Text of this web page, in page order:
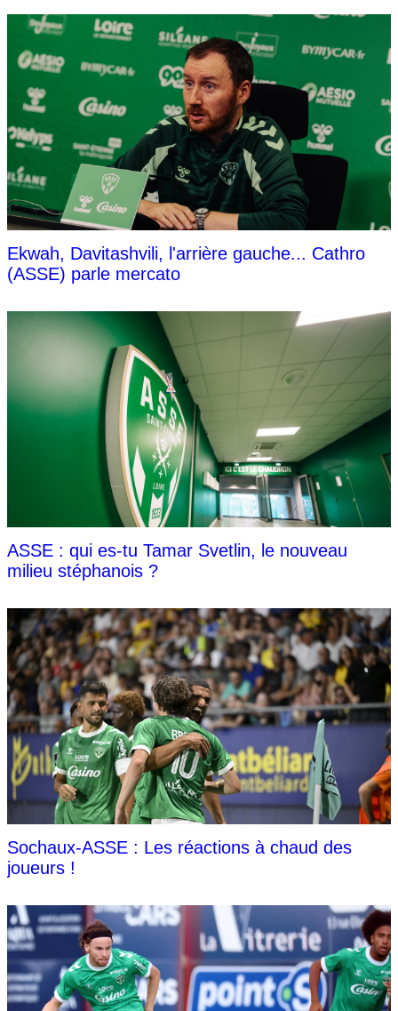
Ekwah, Davitashvili, l'arrière gauche... Cathro
(ASSE) parle mercato
ASSE : qui es-tu Tamar Svetlin, le nouveau
milieu stéphanois ?
Sochaux-ASSE : Les réactions à chaud des
joueurs !